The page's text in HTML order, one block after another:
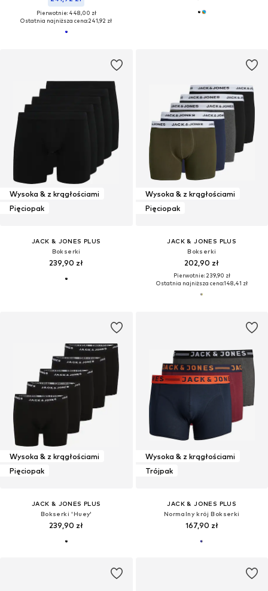
Pierwotnie: 448,00 zł
Ostatnia najniższa cena:241,92 zł
Wysoka & z krągłościami
Pięciopak
JACK & JONES PLUS
Bokserki
239,90 zł
Wysoka & z krągłościami
Pięciopak
JACK & JONES PLUS
Bokserki
202,90 zł
Pierwotnie: 239,90 zł
Ostatnia najniższa cena:148,41 zł
Wysoka & z krągłościami
Pięciopak
JACK & JONES PLUS
Bokserki 'Huey'
239,90 zł
Wysoka & z krągłościami
Trójpak
JACK & JONES PLUS
Normalny krój Bokserki
167,90 zł